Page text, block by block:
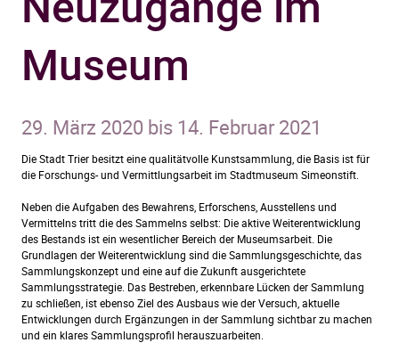
Museum
29. März 2020 bis 14. Februar 2021
Die Stadt Trier besitzt eine qualitätvolle Kunstsammlung, die Basis ist für
die Forschungs- und Vermittlungsarbeit im Stadtmuseum Simeonstift.
Neben die Aufgaben des Bewahrens, Erforschens, Ausstellens und
Vermittelns tritt die des Sammelns selbst: Die aktive Weiterentwicklung
des Bestands ist ein wesentlicher Bereich der Museumsarbeit. Die
Grundlagen der Weiterentwicklung sind die Sammlungsgeschichte, das
Sammlungskonzept und eine auf die Zukunft ausgerichtete
Sammlungsstrategie. Das Bestreben, erkennbare Lücken der Sammlung
zu schließen, ist ebenso Ziel des Ausbaus wie der Versuch, aktuelle
Entwicklungen durch Ergänzungen in der Sammlung sichtbar zu machen
und ein klares Sammlungsprofil herauszuarbeiten.